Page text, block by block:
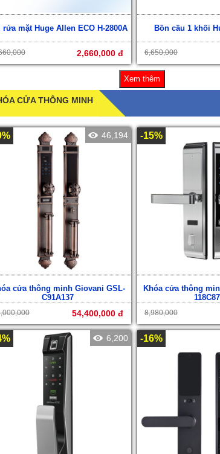
rửa mặt Huge Allen ECO H-2800A
2,660,000 đ
Bồn cầu 1 khối
6,650,000
Xem thêm
KHÓA CỬA THÔNG MINH
46,194
cửa thông minh Giovani GSL-
C91A137
54,400,000 đ
-15%
Khóa cửa thông
8,980,000
6,200 -16%